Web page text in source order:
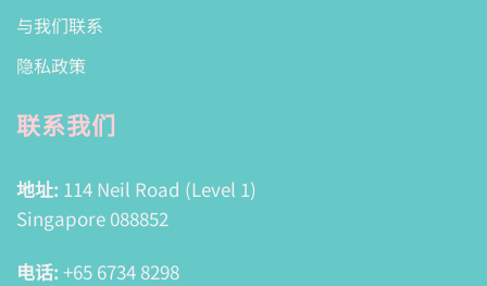
与我们联系
隐私政策
联系我们
地址: 114 Neil Road (Level 1)
Singapore 088852
电话: +65 6734 8298